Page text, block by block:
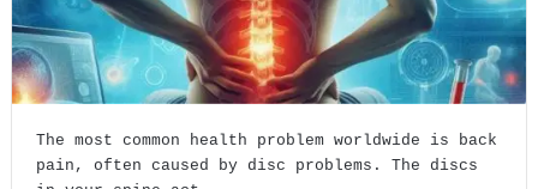
The most common health problem worldwide is back
pain, often caused by disc problems. The discs